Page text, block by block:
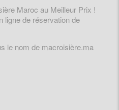
Maroc au Meilleur Prix !
ligne de réservation de
le nom de macroisière.ma